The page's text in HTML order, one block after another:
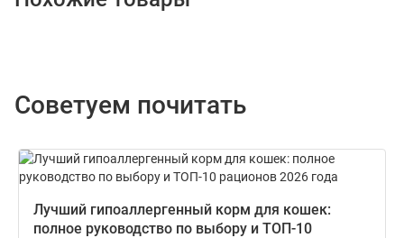
Советуем почитать
Лучший гипоаллергенный корм для кошек:
полное руководство по выбору и ТОП-10